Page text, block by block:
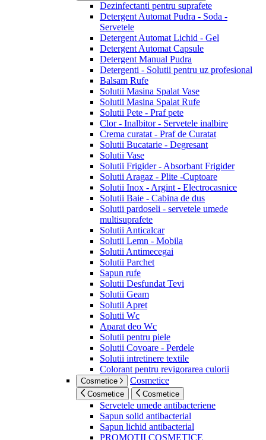
Dezinfectanti pentru suprafete
Detergent Automat Pudra - Soda -
Servetele
Detergent Automat Lichid - Gel
Detergent Automat Capsule
Detergent Manual Pudra
Detergenti - Solutii pentru uz profesional
Balsam Rufe
Solutii Masina Spalat Vase
Solutii Masina Spalat Rufe
Solutii Pete - Praf pete
Clor - Inalbitor - Servetele inalbire
Crema curatat - Praf de Curatat
Solutii Bucatarie - Degresant
Solutii Vase
Solutii Frigider - Absorbant Frigider
Solutii Aragaz - Plite -Cuptoare
Solutii Inox - Argint - Electrocasnice
Solutii Baie - Cabina de dus
Solutii pardoseli - servetele umede
multisuprafete
Solutii Anticalcar
Solutii Lemn - Mobila
Solutii Antimecegai
Solutii Parchet
Sapun rufe
Solutii Desfundat Tevi
Solutii Geam
Solutii Apret
Solutii Wc
Aparat deo Wc
Solutii pentru piele
Solutii Covoare - Perdele
Solutii intretinere textile
Colorant pentru revigorarea culorii
Cosmetice Cosmetice
Cosmetice Cosmetice
Servetele umede antibacteriene
Sapun solid antibacterial
Sapun lichid antibacterial
PROMOTII COSMETICE